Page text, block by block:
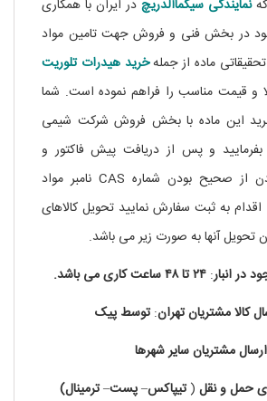
سیگماآلدریچدر ایران با همکاری
بخش فنی و فروش جهت تامین مواد
ماده از جملهخرید هیدرات تلوریت
مناسب را فراهم نموده است. شما
ماده با بخش فروش شرکت شیمی
و پس از دریافت پیش فاکتور و
اطمینان حاصل کردن از صحیح بودن شماره CAS نامبر مواد
به ثبت سفارش نمایید تحویل کالاهای
آنها به صورت زیر می باشد.
انبار:۲۴ تا ۴۸ساعتکاری می باشد.
مشتریانتهران:توسطپیک
مشتریانسایرشهرها
ونقل(تیپاکس–پست–ترمینال)